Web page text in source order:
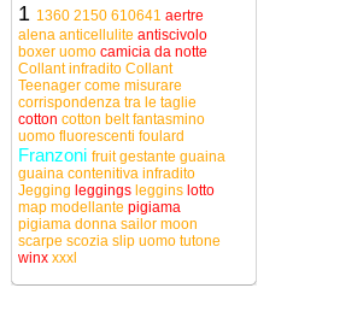
1 1360 2150 610641 aertre
alena anticellulite antiscivolo
boxer uomo camicia da notte
Collant infradito Collant
Teenager come misurare
corrispondenza tra le taglie
cotton cotton beltfantasmino
uomo fluorescenti foulard
Franzoni fruitgestante guaina
guaina contenitiva infradito
Jegging leggings leggins lotto
map modellante pigiama
pigiama donna sailor moon
scarpe scozia slip uomo tutone
winx xxxl